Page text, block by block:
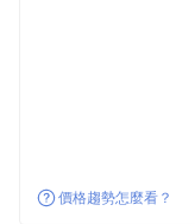
價格趨勢怎麼看？